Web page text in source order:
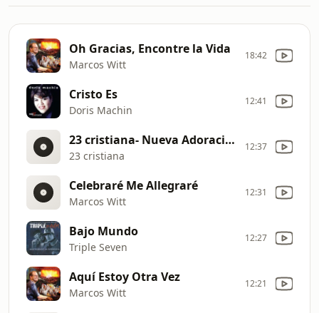
Oh Gracias, Encontre la Vida
Marcos Witt
18:42
Cristo Es
Doris Machin
12:41
23 cristiana- Nueva Adoración-
23 cristiana
12:37
Celebraré Me Allegraré
Marcos Witt
12:31
Bajo Mundo
Triple Seven
12:27
Aquí Estoy Otra Vez
Marcos Witt
12:21